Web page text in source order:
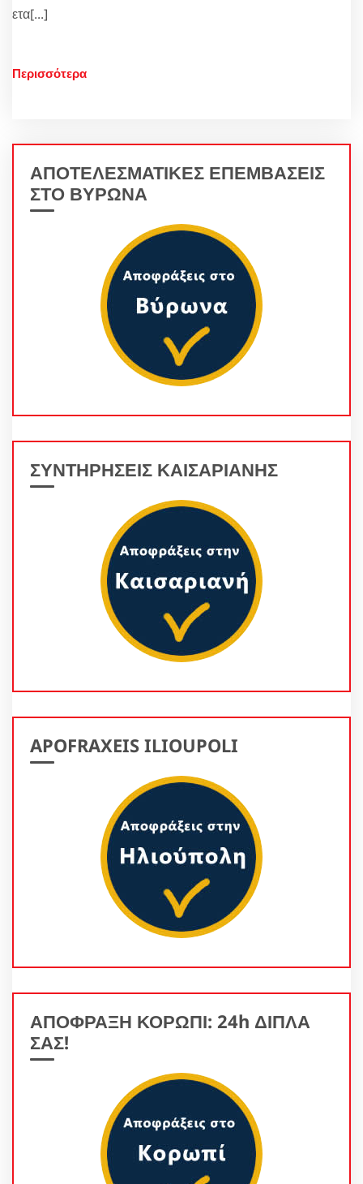
ετα[...]
Περισσότερα
ΑΠΟΤΕΛΕΣΜΑΤΙΚΕΣ ΕΠΕΜΒΑΣΕΙΣ
ΣΤΟ ΒΥΡΩΝΑ
ΣΥΝΤΗΡΗΣΕΙΣ ΚΑΙΣΑΡΙΑΝΗΣ
APOFRAXEIS ILIOUPOLI
ΑΠΟΦΡΑΞΗ ΚΟΡΩΠΙ: 24h ΔΙΠΛΑ
ΣΑΣ!